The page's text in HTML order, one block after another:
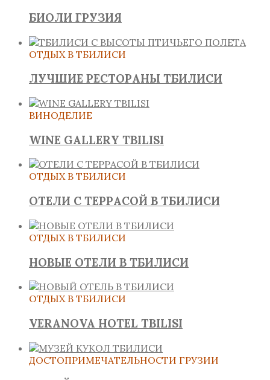
БИОЛИ ГРУЗИЯ
ОТДЫХ В ТБИЛИСИ
ЛУЧШИЕ РЕСТОРАНЫ ТБИЛИСИ
ВИНОДЕЛИЕ
WINE GALLERY TBILISI
ОТДЫХ В ТБИЛИСИ
ОТЕЛИ С ТЕРРАСОЙ В ТБИЛИСИ
ОТДЫХ В ТБИЛИСИ
НОВЫЕ ОТЕЛИ В ТБИЛИСИ
ОТДЫХ В ТБИЛИСИ
VERANOVA HOTEL TBILISI
ДОСТОПРИМЕЧАТЕЛЬНОСТИ ГРУЗИИ